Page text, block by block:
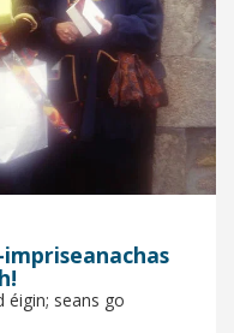
éigin; seans go